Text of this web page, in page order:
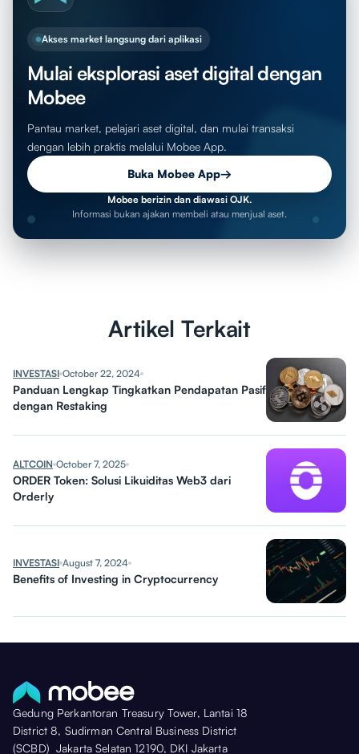
Akses market langsung dari aplikasi
Mulai eksplorasi aset digital dengan
Mobee
Pantau market, pelajari aset digital, dan mulai transaksi
dengan lebih praktis melalui Mobee App.
Buka Mobee App→
Mobee berizin dan diawasi OJK.
Informasi bukan ajakan membeli atau menjual aset.
Artikel Terkait
INVESTASI October 22, 2024
Panduan Lengkap Tingkatkan Pendapatan Pasif
dengan Restaking
ALTCOIN October 7, 2025
ORDER Token: Solusi Likuiditas Web3 dari
Orderly
INVESTASI August 7, 2024
Benefits of Investing in Cryptocurrency
Gedung Perkantoran Treasury Tower, Lantai 18
District 8, Sudirman Central Business District
(SCBD) Jakarta Selatan 12190, DKI Jakarta